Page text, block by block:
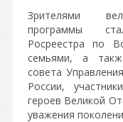
Зрителями
программы
Росреестра по
семьями, а
совета
России,
героев Великой
уважения